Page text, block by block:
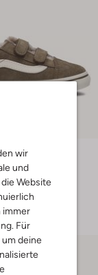
wir
und
Website
immer
Für
deine